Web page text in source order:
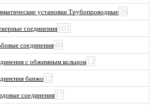
установки Трубопроводные26
соединения 101
соединения40
с обжимным кольцом 12
банжо 12
соединения 17